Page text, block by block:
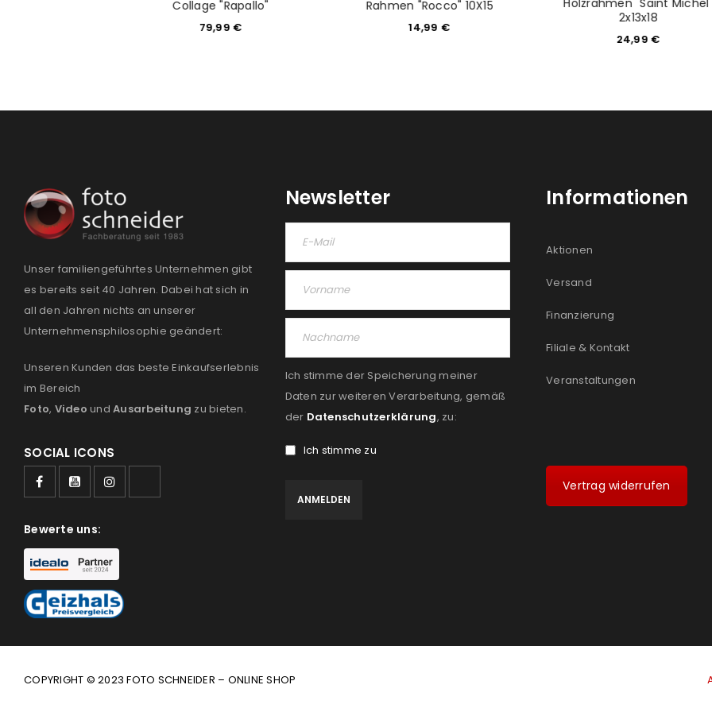
Collage "Rapallo"
79,99 €
Rahmen "Rocco" 10X15
14,99 €
Holzrahmen "Saint Michel"
2x13x18
24,99€
Unser familiengeführtes Unternehmen gibt
es bereits seit 40 Jahren. Dabei hat sich in
all den Jahren nichts an unserer
Unternehmensphilosophie geändert:
Unseren Kunden das beste Einkaufserlebnis
im Bereich
Foto, Video und Ausarbeitung zu bieten.
SOCIAL ICONS
Bewerte uns:
Newsletter
Ich stimme der Speicherung meiner
Daten zur weiteren Verarbeitung, gemäß
der Datenschutzerklärung, zu:
Ich stimme zu
Informationen
Aktionen
Versand
Finanzierung
Filiale & Kontakt
Veranstaltungen
Vertrag widerrufen
COPYRIGHT © 2023 FOTO SCHNEIDER – ONLINE SHOP